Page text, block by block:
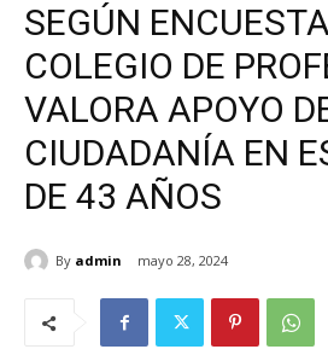
SEGÚN
COLEGIO DE
VALORA APOYO
CIUDADANÍA EN
DE 43 AÑOS
By admin mayo 28, 2024